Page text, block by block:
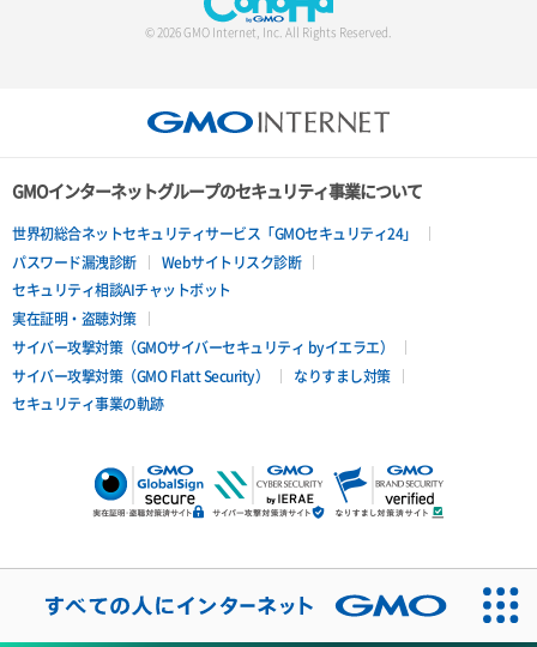
© 2026 GMO Internet, Inc. All Rights Reserved.
GMOインターネットグループのセキュリティ事業について
世界初総合ネットセキュリティサービス「GMOセキュリティ24」
パスワード漏洩診断
Webサイトリスク診断
セキュリティ相談AIチャットボット
実在証明・盗聴対策
サイバー攻撃対策（GMOサイバーセキュリティ byイエラエ）
サイバー攻撃対策（GMO Flatt Security）
なりすまし対策
セキュリティ事業の軌跡